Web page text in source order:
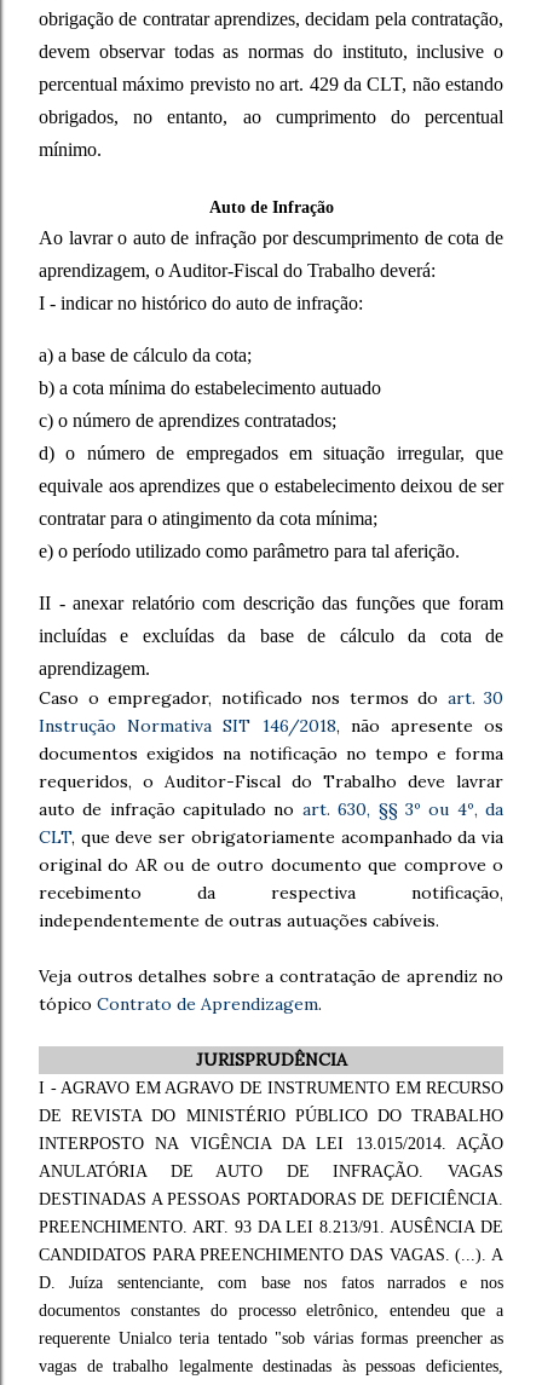
obrigação de contratar aprendizes, decidam pela contratação,
devem observar todas as normas do instituto, inclusive o
percentual máximo previsto no art. 429 da CLT, não estando
obrigados, no entanto, ao cumprimento do percentual
mínimo.
Auto de Infração
Ao lavrar o auto de infração por descumprimento de cota de
aprendizagem, o Auditor-Fiscal do Trabalho deverá:
I - indicar no histórico do auto de infração:
a) a base de cálculo da cota;
b) a cota mínima do estabelecimento autuado
c) o número de aprendizes contratados;
d) o número de empregados em situação irregular, que
equivale aos aprendizes que o estabelecimento deixou de ser
contratar para o atingimento da cota mínima;
e) o período utilizado como parâmetro para tal aferição.
II - anexar relatório com descrição das funções que foram
incluídas e excluídas da base de cálculo da cota de
aprendizagem.
Caso o empregador, notificado nos termos do art. 30
Instrução Normativa SIT 146/2018, não apresente os
documentos exigidos na notificação no tempo e forma
requeridos, o Auditor-Fiscal do Trabalho deve lavrar
auto de infração capitulado no art. 630, §§ 3º ou 4º, da
CLT, que deve ser obrigatoriamente acompanhado da via
original do AR ou de outro documento que comprove o
recebimento da respectiva notificação,
independentemente de outras autuações cabíveis.
Veja outros detalhes sobre a contratação de aprendiz no
tópico Contrato de Aprendizagem.
JURISPRUDÊNCIA
I - AGRAVO EM AGRAVO DE INSTRUMENTO EM RECURSO
DE REVISTA DO MINISTÉRIO PÚBLICO DO TRABALHO
INTERPOSTO NA VIGÊNCIA DA LEI 13.015/2014. AÇÃO
ANULATÓRIA DE AUTO DE INFRAÇÃO. VAGAS
DESTINADAS A PESSOAS PORTADORAS DE DEFICIÊNCIA.
PREENCHIMENTO. ART. 93 DA LEI 8.213/91. AUSÊNCIA DE
CANDIDATOS PARA PREENCHIMENTO DAS VAGAS. (...). A
D. Juíza sentenciante, com base nos fatos narrados e nos
documentos constantes do processo eletrônico, entendeu que a
requerente Unialco teria tentado "sob várias formas preencher as
vagas de trabalho legalmente destinadas às pessoas deficientes,